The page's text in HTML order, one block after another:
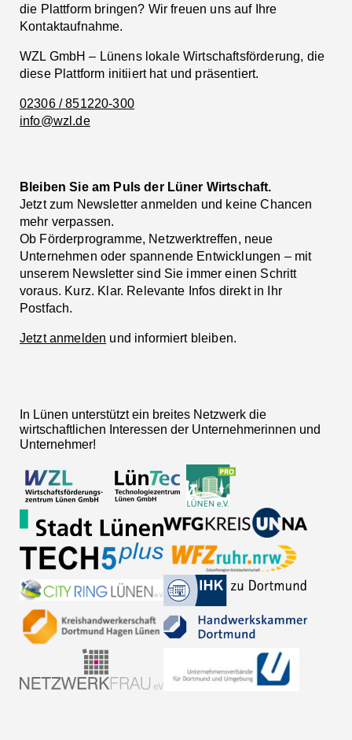
die Plattform bringen? Wir freuen uns auf Ihre
Kontaktaufnahme.
WZL GmbH – Lünens lokale Wirtschaftsförderung, die
diese Plattform initiiert hat und präsentiert.
02306 / 851220-300
info@wzl.de
Bleiben Sie am Puls der Lüner Wirtschaft.
Jetzt zum Newsletter anmelden und keine Chancen
mehr verpassen.
Ob Förderprogramme, Netzwerktreffen, neue
Unternehmen oder spannende Entwicklungen – mit
unserem Newsletter sind Sie immer einen Schritt
voraus. Kurz. Klar. Relevante Infos direkt in Ihr
Postfach.
Jetzt anmelden und informiert bleiben.
In Lünen unterstützt ein breites Netzwerk die
wirtschaftlichen Interessen der Unternehmerinnen und
Unternehmer!